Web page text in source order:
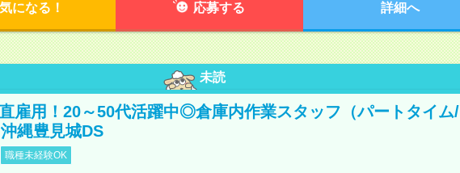
気になる！ 応募する 詳細へ
未読
雇用！20～50代活躍中◎倉庫内作業スタッフ（パートタイム/
縄豊見城DS
職種未経験OK